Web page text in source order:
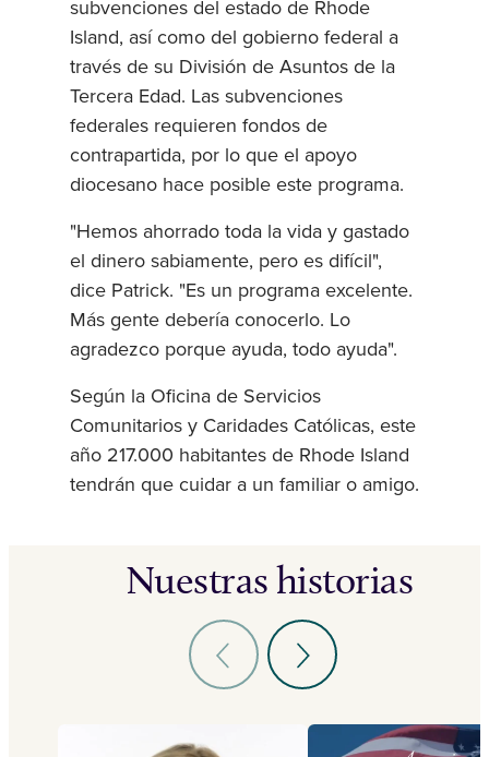
subvenciones del estado de Rhode
Island, así como del gobierno federal a
través de su División de Asuntos de la
Tercera Edad. Las subvenciones
federales requieren fondos de
contrapartida, por lo que el apoyo
diocesano hace posible este programa.
"Hemos ahorrado toda la vida y gastado
el dinero sabiamente, pero es difícil",
dice Patrick. "Es un programa excelente.
Más gente debería conocerlo. Lo
agradezco porque ayuda, todo ayuda".
Según la Oficina de Servicios
Comunitarios y Caridades Católicas, este
año 217.000 habitantes de Rhode Island
tendrán que cuidar a un familiar o amigo.
Nuestras historias